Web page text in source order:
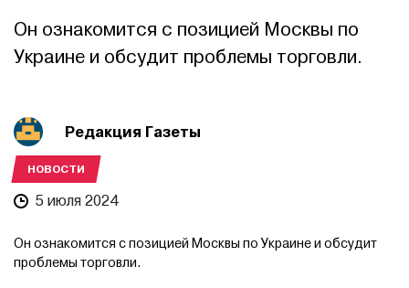
Он ознакомится с позицией Москвы по
Украине и обсудит проблемы торговли.
Редакция Газеты
НОВОСТИ
5 июля 2024
Он ознакомится с позицией Москвы по Украине и обсудит
проблемы торговли.